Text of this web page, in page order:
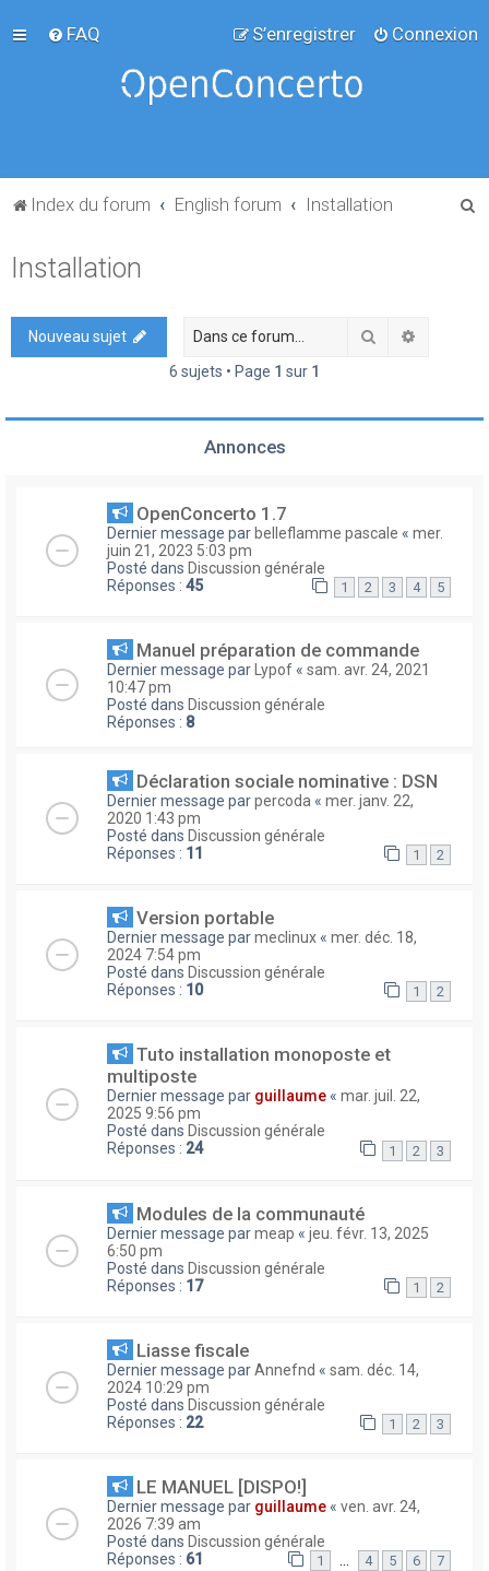
FAQ Connexion
S’enregistrer
Index du forum English forum Installation
h
Installation
Nouveau sujet Rechercher
6 sujets • Page 1 sur 1
Annonces
OpenConcerto 1.7
Dernier message par belleflamme pascale « mer.
juin 21, 2023 5:03 pm
Posté dans Discussion générale
Réponses : 45 1 2 3 4 5
Manuel préparation de commande
Dernier message par Lypof « sam. avr. 24, 2021
10:47 pm
Posté dans Discussion générale
Réponses : 8
Déclaration sociale nominative : DSN
Dernier message parpercoda « mer. janv. 22,
2020 1:43 pm
Posté dans Discussion générale
Réponses : 11 1 2
Version portable
Dernier message parmeclinux « mer. déc. 18,
2024 7:54 pm
Posté dans Discussion générale
Réponses : 10 1 2
Tuto installation monoposte et
multiposte
Dernier message par guillaume « mar. juil. 22,
2025 9:56 pm
Posté dans Discussion générale
Réponses : 24 1 2 3
Modules de la communauté
Dernier message parmeap « jeu. févr. 13, 2025
6:50 pm
Posté dans Discussion générale
Réponses : 17 1 2
Liasse fiscale
Dernier message parAnnefnd « sam. déc. 14,
2024 10:29 pm
Posté dans Discussion générale
Réponses : 22 1 2 3
LE MANUEL [DISPO!]
Dernier message par guillaume « ven. avr. 24,
2026 7:39 am
Posté dans Discussion générale
Réponses : 61 1 … 4 5 6 7